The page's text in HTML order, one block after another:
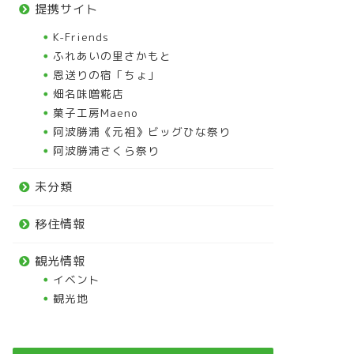
提携サイト
K-Friends
ふれあいの里さかもと
恩送りの宿「ちょ」
畑名味噌糀店
菓子工房Maeno
阿波勝浦《元祖》ビッグひな祭り
阿波勝浦さくら祭り
未分類
移住情報
観光情報
イベント
観光地